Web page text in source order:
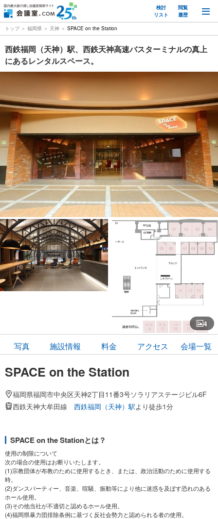
検討
リスト
閲覧
履歴
トップ 福岡県 天神 SPACE on the Station
SPACE on the Station
福岡県福岡市中央区天神2丁目11番3号ソラリアステージビル6F
西鉄天神大牟田線 西鉄福岡（天神）駅より徒歩1分
写真 施設情報 料金 アクセス 会場一覧
西鉄福岡（天神）駅、西鉄天神高速バスターミナルの真上
にあるレンタルスペース。
4
SPACE on the Stationとは？
使用の制限について
次の場合の使用はお断りいたします。
(1)宗教団体が布教のために使用するとき、または、政治活動のために使用する
時。
(2)ダンスパーティー、音楽、喧騒、振動等により他に迷惑を及ぼす恐れのある
ホール使用。
(3)その他当社が不適切と認めるホール使用。
(4)福岡県暴力団排除条例に基づく反社会勢力と認められる者の使用。